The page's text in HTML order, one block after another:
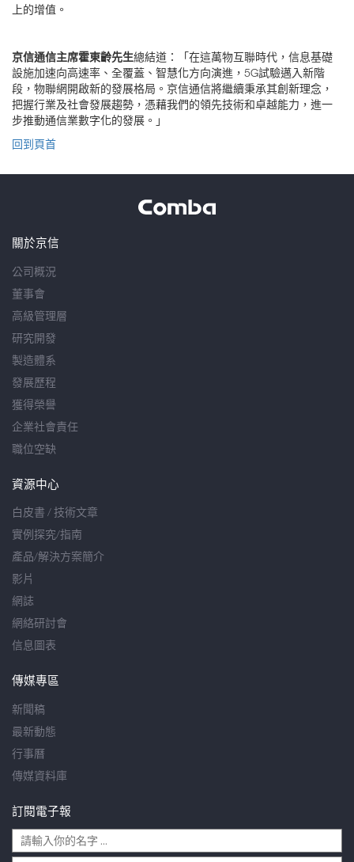
上的增值。
京信通信主席霍東齡先生總結道：「在這萬物互聯時代，信息基礎
設施加速向高速率、全覆蓋、智慧化方向演進，5G試驗邁入新階
段，物聯網開啟新的發展格局。京信通信將繼續秉承其創新理念，
把握行業及社會發展趨勢，憑藉我們的領先技術和卓越能力，進一
步推動通信業數字化的發展。」
回到頁首
關於京信
公司概況
董事會
高級管理層
研究開發
製造體系
發展歷程
獲得榮譽
企業社會責任
職位空缺
資源中心
白皮書 / 技術文章
實例探究/指南
產品/解決方案簡介
影片
網誌
網絡研討會
信息圖表
傳媒專區
新聞稿
最新動態
行事曆
傳媒資料庫
訂閱電子報